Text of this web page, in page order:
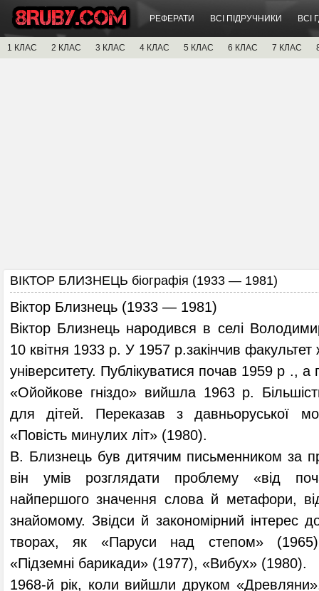
РЕФЕРАТИ ВСІ ПІДРУЧНИКИ ВСІ
1 КЛАС 2 КЛАС 3 КЛАС 4 КЛАС 5 КЛАС 6 КЛАС 7 КЛАС
ВІКТОР БЛИЗНЕЦЬ біографія (1933 — 1981)
Віктор Близнець (1933 — 1981)
Віктор Близнець народився в селі
10 квітня 1933 р. У 1957 p.закінчив факультет
університету. Публікуватися почав 1959 p .,
«Ойойкове гніздо» вийшла 1963 p.
для дітей. Переказав з давньоруської
«Повість минулих літ» (1980).
В. Близнець був дитячим письменником за
він умів розглядати проблему «від
найпершого значення слова й метафори,
знайомому. Звідси й закономірний інтерес
творах, як «Паруси над степом»
«Підземні барикади» (1977), «Вибух» (1980).
1968-й рік, коли вийшли друком